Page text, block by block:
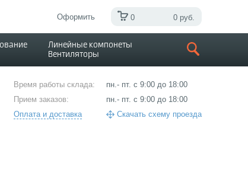
Оформить 0 0 руб.
Линейные компонеты
Вентиляторы
Время работы склада:
Прием заказов:
Оплата и доставка
пн.- пт. с 9:00 до 18:00
пн.- пт. с 9:00 до 18:00
Скачать схему проезда